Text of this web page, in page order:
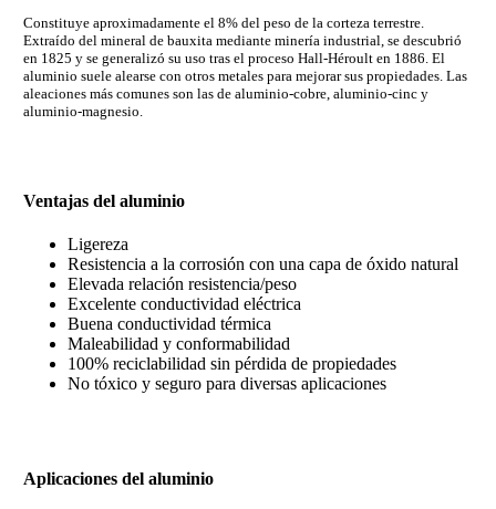
Constituye aproximadamente el 8% del peso de la corteza terrestre.
Extraído del mineral de bauxita mediante minería industrial, se descubrió
en 1825 y se generalizó su uso tras el proceso Hall-Héroult en 1886. El
aluminio suele alearse con otros metales para mejorar sus propiedades. Las
aleaciones más comunes son las de aluminio-cobre, aluminio-cinc y
aluminio-magnesio.
Ventajas del aluminio
Ligereza
Resistencia a la corrosión con una capa de óxido natural
Elevada relación resistencia/peso
Excelente conductividad eléctrica
Buena conductividad térmica
Maleabilidad y conformabilidad
100% reciclabilidad sin pérdida de propiedades
No tóxico y seguro para diversas aplicaciones
Aplicaciones del aluminio